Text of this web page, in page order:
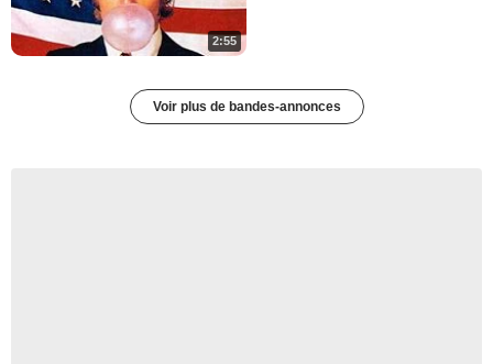
2:55
Voir plus de bandes-annonces